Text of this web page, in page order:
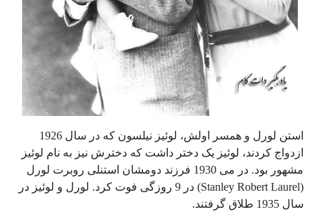
استن لورل و همسر اولش، لوئیز نیلسون که در سال 1926
ازدواج کردند، لوئیز یک دختر داشت که دخترش نیز به نام لوئیز
مشهور بود. در می 1930 فرزند دومشان استنلی روبرت لورل
(Stanley Robert Laurel) در 9 روزگی فوت کرد. لورل و لوئیز در
سال 1935 طلاق گرفتند.